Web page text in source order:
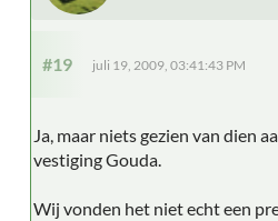
#19 juli 19, 2009, 03:41:43 PM
Ja, maar niets gezien van dien
vestiging Gouda.
Wij vonden het niet echt een